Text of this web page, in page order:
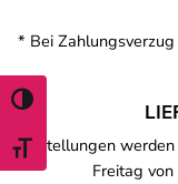
TOGGLE HIGH
TOGGLE FONT
* Bei
Bestellungen
Freitag